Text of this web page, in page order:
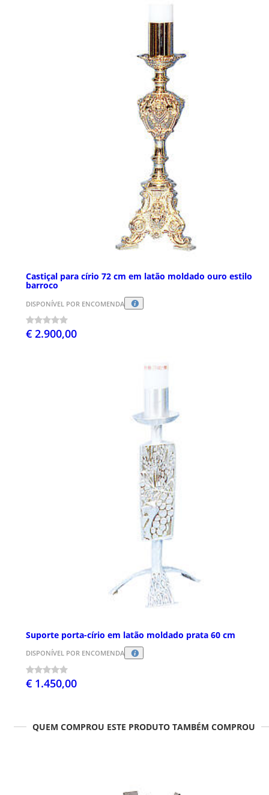
Castiçal para círio 72 cm em latão moldado ouro estilo
barroco
DISPONÍVEL POR ENCOMENDA
€ 2.900,00
Suporte porta-círio em latão moldado prata 60 cm
DISPONÍVEL POR ENCOMENDA
€ 1.450,00
QUEM COMPROU ESTE PRODUTO TAMBÉM COMPROU